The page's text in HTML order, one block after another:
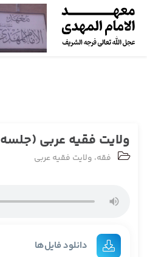
ولایت فقیه عربی (جلسه212)
فقه، ولایت فقیه عربی
دانلود فایل‌ها